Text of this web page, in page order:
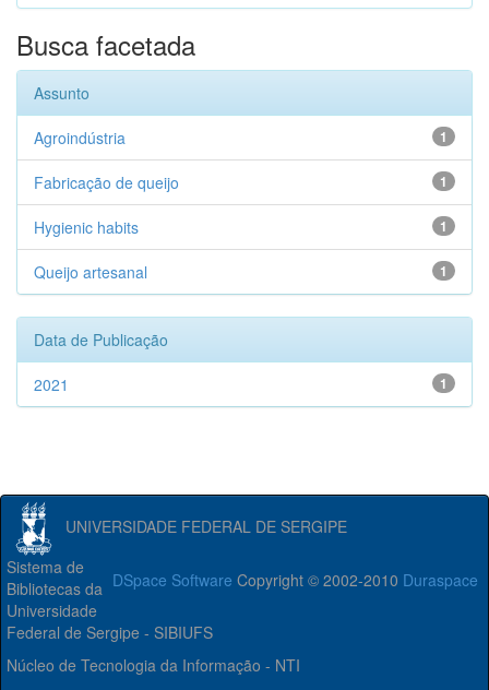
Busca facetada
Assunto
1
Agroindústria
1
Fabricação de queijo
1
Hygienic habits
1
Queijo artesanal
Data de Publicação
1
2021
UNIVERSIDADE FEDERAL DE SERGIPE
DSpace Software Copyright © 2002-2010 Duraspace
Sistema de
Bibliotecas da
Universidade
Federal de Sergipe - SIBIUFS
Núcleo de Tecnologia da Informação - NTI